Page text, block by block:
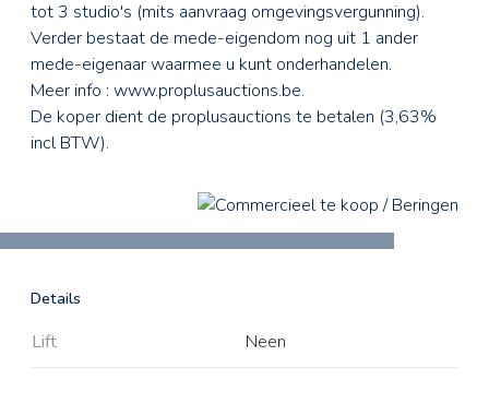
tot 3 studio's (mits aanvraag omgevingsvergunning).
Verder bestaat de mede-eigendom nog uit 1 ander
mede-eigenaar waarmee u kunt onderhandelen.
Meer info : www.proplusauctions.be.
De koper dient de proplusauctions te betalen (3,63%
incl BTW).
Details
Lift Neen